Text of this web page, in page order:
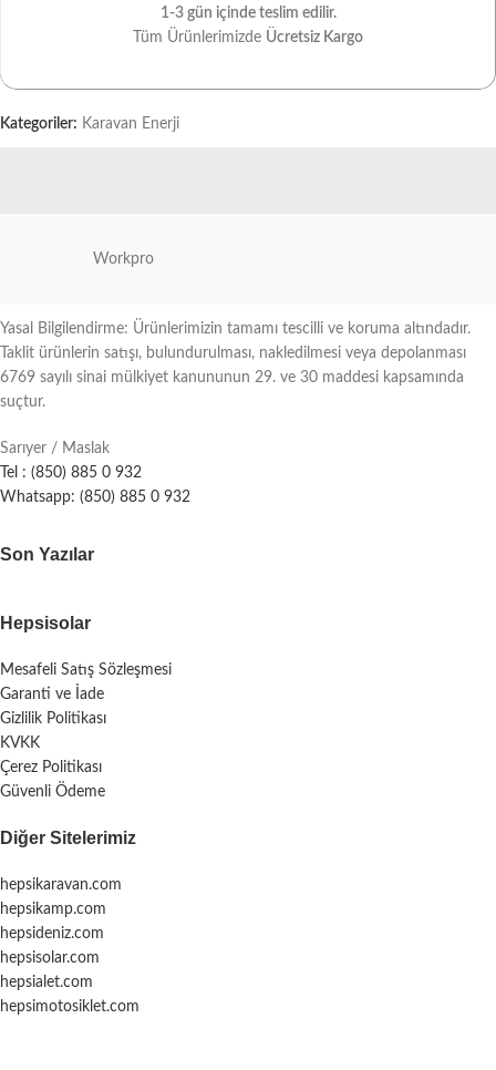
1-3 gün içinde teslim edilir.
Tüm Ürünlerimizde Ücretsiz Kargo
Kategoriler: Karavan Enerji
Workpro
Yasal Bilgilendirme: Ürünlerimizin tamamı tescilli ve koruma altındadır.
Taklit ürünlerin satışı, bulundurulması, nakledilmesi veya depolanması
6769 sayılı sinai mülkiyet kanununun 29. ve 30 maddesi kapsamında
suçtur.
Sarıyer / Maslak
Tel : (850) 885 0 932
Whatsapp: (850) 885 0 932
Son Yazılar
Hepsisolar
Mesafeli Satış Sözleşmesi
Garanti ve İade
Gizlilik Politikası
KVKK
Çerez Politikası
Güvenli Ödeme
Diğer Sitelerimiz
hepsikaravan.com
hepsikamp.com
hepsideniz.com
hepsisolar.com
hepsialet.com
hepsimotosiklet.com